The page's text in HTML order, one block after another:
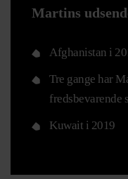
Martins
Afghanistan i
Tre gange har
fredsbevarende
Kuwait i 2019